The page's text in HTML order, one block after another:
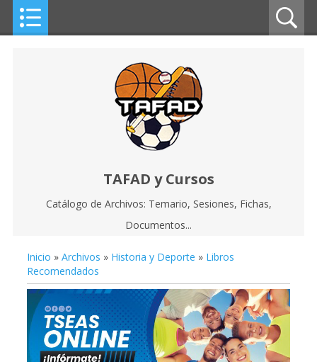
TAFAD y Cursos
Catálogo de Archivos: Temario, Sesiones, Fichas,
Documentos...
Inicio » Archivos » Historia y Deporte » Libros
Recomendados